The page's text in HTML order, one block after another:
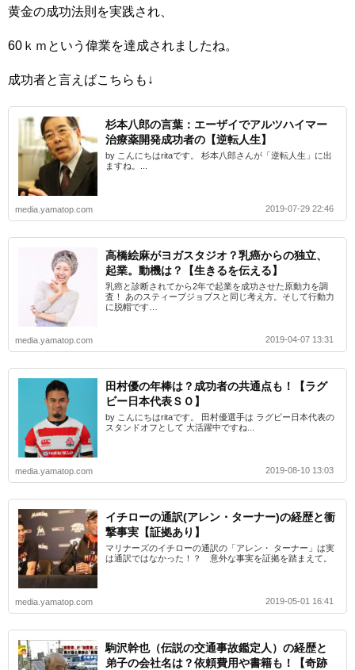
黄金の成功法則を実践され、
60ｋｍという偉業を達成されましたね。
成功者と言えばこちらも↓
杉本八郎の言葉：エーザイでアルツハイマー
治療薬開発成功者の【逆転人生】
by こんにちはritaです。 杉本八郎さんが「逆転人生」に出
ますね。...
media.yamatop.com 2019-07-29 22:46
高橋絵麻がヨガスタジオ？乳癌からの独立、
起業。動機は？【生きるを伝える】
乳癌と診断されてから2年で起業を成功させた原動力を調
査！ あのスティーブジョブスと同じ考え方。そして行動力
に脱帽です…
media.yamatop.com 2019-04-07 13:31
田村優の年棒は？成功者の共通点も！【ラグ
ビー日本代表ＳＯ】
by こんにちはritaです。 田村優選手は ラグビー日本代表の
スタンドオフとして 大活躍中ですね...
media.yamatop.com 2019-08-10 13:03
イチローの通訳(アレン・ターナー)の経歴と衝
撃事実【証拠あり】
マリナーズのイチローの通訳の「アレン・ ターナー」は実
は通訳ではなかった！？ 意外な事実を証拠を踏まえて。
media.yamatop.com 2019-05-01 16:41
駒沢幹也（伝説の交通事故鑑定人）の経歴と
弟子の会社名は？依頼費用や書籍も！【奇跡